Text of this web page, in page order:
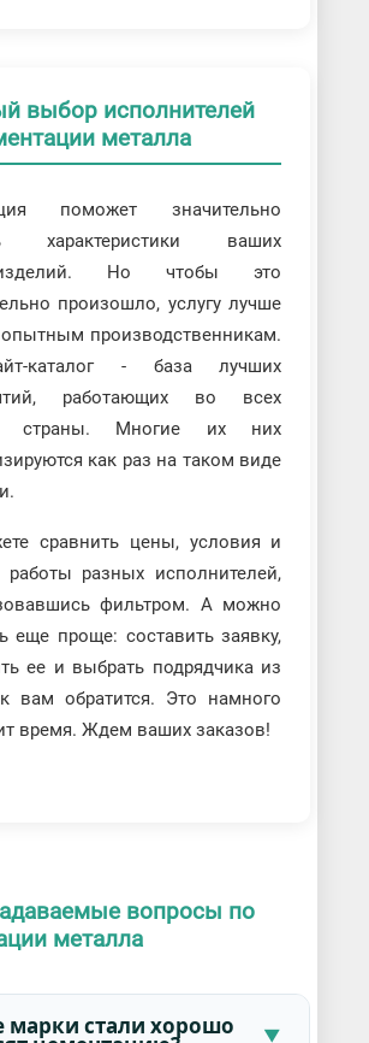
выбор исполнителей
металла
поможет значительно
характеристики ваших
Но чтобы это
произошло, услугу лучше
опытным производственникам.
каталог - база лучших
работающих во всех
страны. Многие их них
как раз на таком виде
сравнить цены, условия и
работы разных исполнителей,
фильтром. А можно
еще проще: составить заявку,
ее и выбрать подрядчика из
вам обратится. Это намного
время. Ждем ваших заказов!
вопросы по
металла
марки стали хорошо